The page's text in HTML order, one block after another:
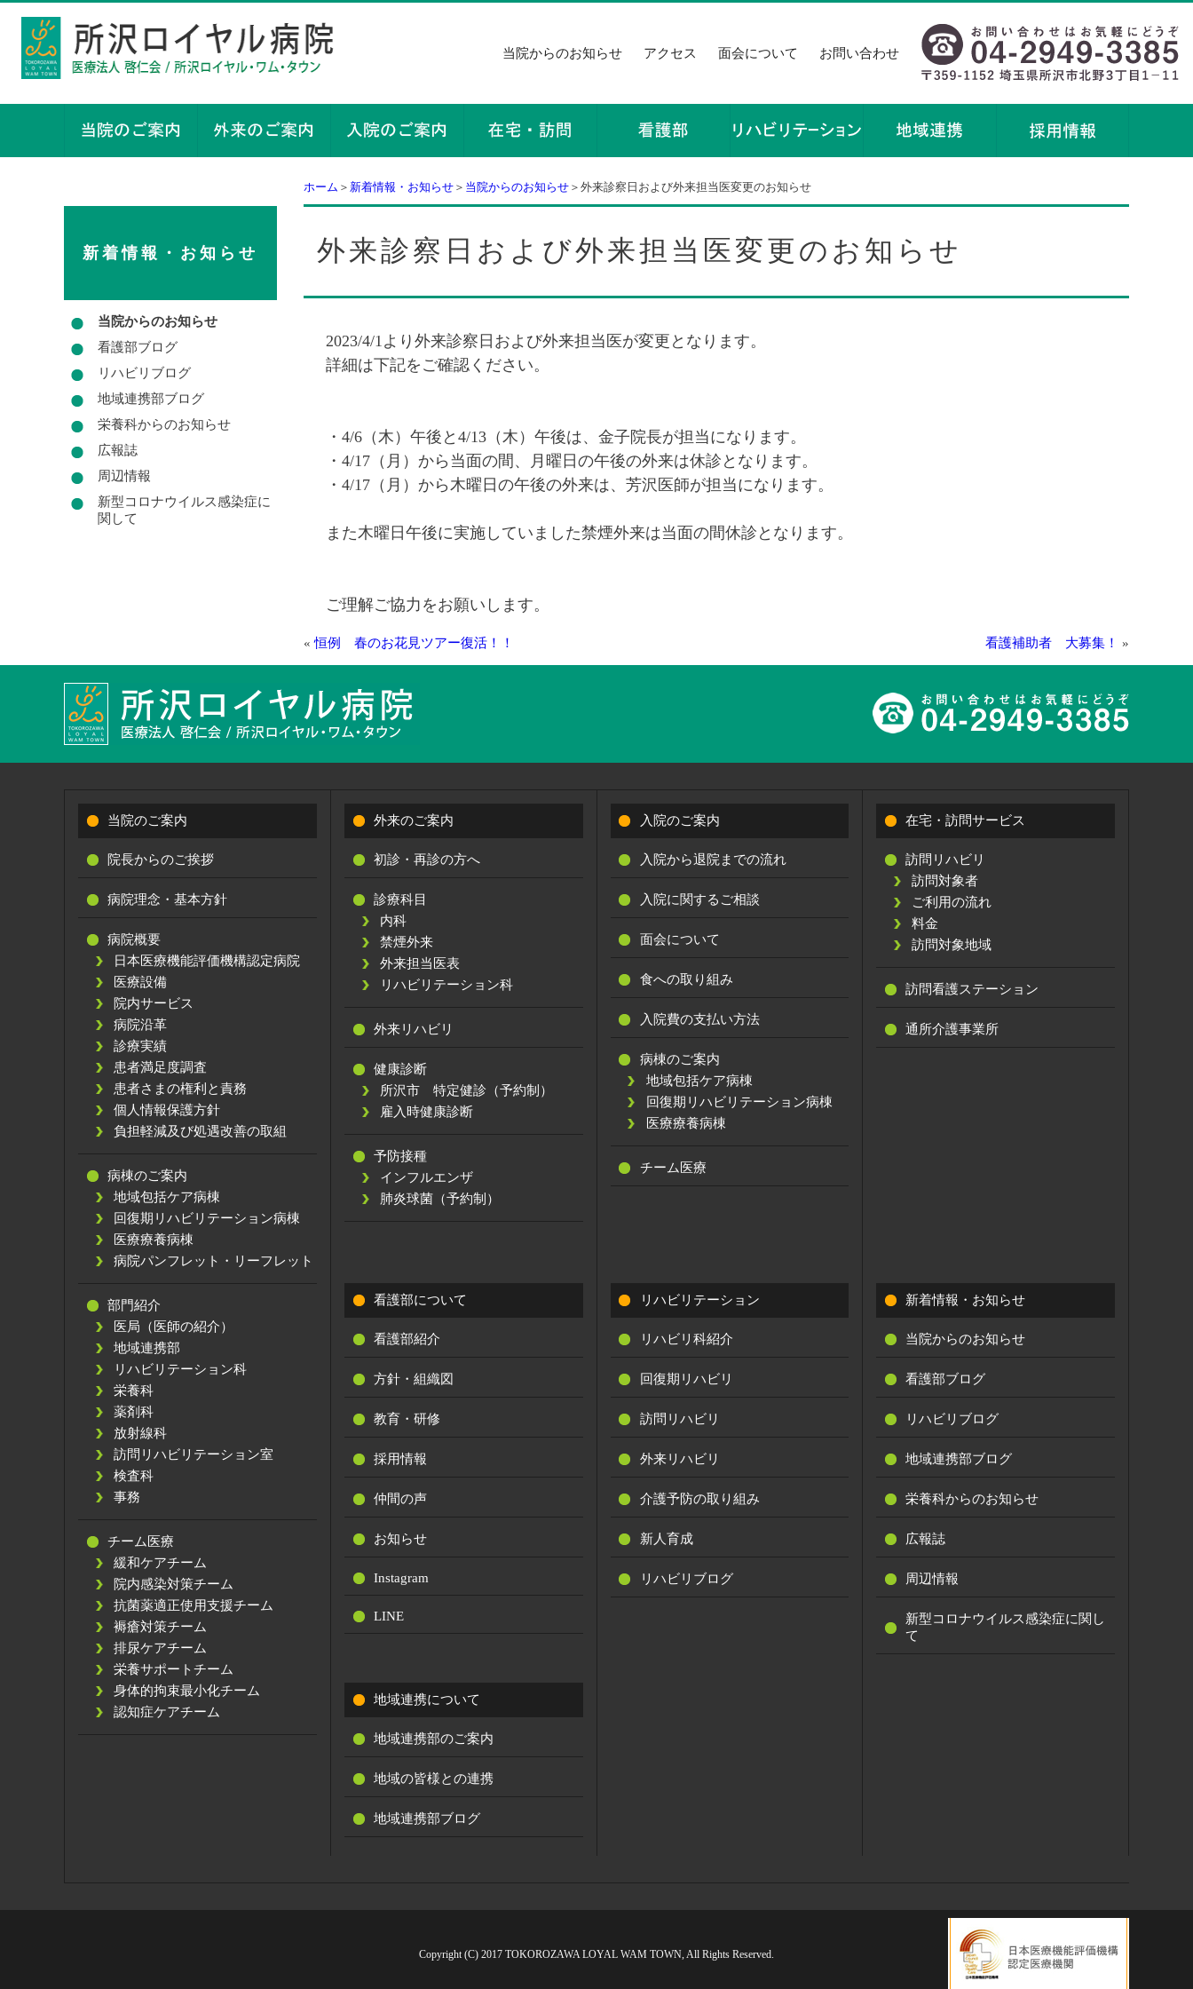
当院からのお知らせ アクセス 面会について お問い合わせ
ホーム ＞ 新着情報・お知らせ ＞ 当院からのお知らせ ＞外来診察日および外来担当医変更のお知らせ
外来診察日および外来担当医変更のお知らせ
2023/4/1より外来診察日および外来担当医が変更となります。
詳細は下記をご確認ください。
・4/6（木）午後と4/13（木）午後は、金子院長が担当になります。
・4/17 （月）から当面の間、月曜日の午後の外来は休診となります。
・4/17（月）から木曜日の午後の外来は、芳沢医師が担当になります。
また木曜日午後に実施していました禁煙外来は当面の間休診となります。
ご理解ご協力をお願いします。
«恒例 春のお花見ツアー復活！！ 看護補助者 大募集！ »
新着情報・お知らせ
当院からのお知らせ
看護部ブログ
リハビリブログ
地域連携部ブログ
栄養科からのお知らせ
広報誌
周辺情報
新型コロナウイルス感染症に
関して
当院のご案内
院長からのご挨拶
病院理念・基本方針
病院概要
日本医療機能評価機構認定病院
医療設備
院内サービス
病院沿革
診療実績
患者満足度調査
患者さまの権利と責務
個人情報保護方針
負担軽減及び処遇改善の取組
病棟のご案内
地域包括ケア病棟
回復期リハビリテーション病棟
医療療養病棟
病院パンフレット・リーフレット
部門紹介
医局（医師の紹介）
地域連携部
リハビリテーション科
栄養科
薬剤科
放射線科
訪問リハビリテーション室
検査科
事務
チーム医療
緩和ケアチーム
院内感染対策チーム
抗菌薬適正使用支援チーム
褥瘡対策チーム
排尿ケアチーム
栄養サポートチーム
身体的拘束最小化チーム
認知症ケアチーム
外来のご案内
初診・再診の方へ
診療科目
内科
禁煙外来
外来担当医表
リハビリテーション科
外来リハビリ
健康診断
所沢市 特定健診（予約制）
雇入時健康診断
予防接種
インフルエンザ
肺炎球菌（予約制）
入院のご案内
入院から退院までの流れ
入院に関するご相談
面会について
食への取り組み
入院費の支払い方法
病棟のご案内
地域包括ケア病棟
回復期リハビリテーション病棟
医療療養病棟
チーム医療
在宅・訪問サービス
訪問リハビリ
訪問対象者
ご利用の流れ
料金
訪問対象地域
訪問看護ステーション
通所介護事業所
看護部について
看護部紹介
方針・組織図
教育・研修
採用情報
仲間の声
お知らせ
Instagram
LINE
地域連携について
地域連携部のご案内
地域の皆様との連携
地域連携部ブログ
リハビリテーション
リハビリ科紹介
回復期リハビリ
訪問リハビリ
外来リハビリ
介護予防の取り組み
新人育成
リハビリブログ
新着情報・お知らせ
当院からのお知らせ
看護部ブログ
リハビリブログ
地域連携部ブログ
栄養科からのお知らせ
広報誌
周辺情報
新型コロナウイルス感染症に関し
て
Copyright (C) 2017 TOKOROZAWA LOYAL WAM TOWN, All Rights Reserved.